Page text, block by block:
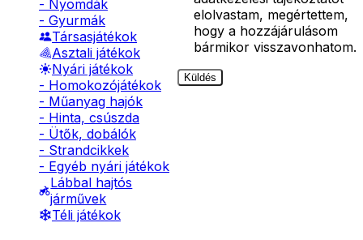
- Nyomdák
- Gyurmák
Társasjátékok
Asztali játékok
Nyári játékok
- Homokozójátékok
- Műanyag hajók
- Hinta, csúszda
- Ütők, dobálók
- Strandcikkek
- Egyéb nyári játékok
Lábbal hajtós
járművek
Téli játékok
elolvastam, megértettem,
hogy a hozzájárulásom
bármikor visszavonhatom.
Küldés